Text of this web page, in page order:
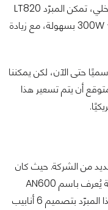
ذكرت Deepcool أيضاً أنه في الاختبار الداخلي، تمكن المبرّد LT820
من تبريد معالج 300W + Intel Core i9-13900K بسهولة، مع زيادة
حتى الآن، لكن يمكننا
أن يتم تسعير هذا
من الشركة. حيث كان
لدى الشركة أيضًا مبرد بتصميم مراوح رأسية يُعرف باسم AN600
معروضاً في قسمهم في المعرض. يتميز هذا المبرّد بتصميم 6 أنابيب